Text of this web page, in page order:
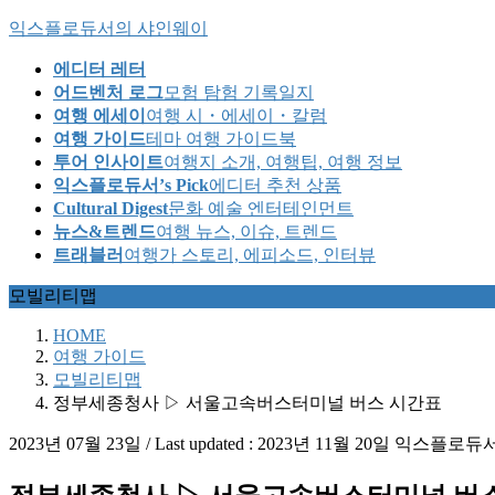
Skip
content
Skip
Navigation
익스플로듀서의 샤인웨이
에디터 레터
어드벤처 로그모험 탐험 기록일지
여행 에세이 여행 시・에세이・칼럼
여행 가이드테마 여행 가이드북
투어 인사이트여행지 소개, 여행팁, 여행 정보
익스플로듀서’s Pick에디터 추천 상품
Cultural Digest문화 예술 엔터테인먼트
뉴스&트렌드여행 뉴스, 이슈, 트렌드
트래블러 여행가 스토리, 에피소드, 인터뷰
모빌리티맵
HOME
여행 가이드
모빌리티맵
정부세종청사 ▷ 서울고속버스터미널 버스 시간표
2023년 07월 23일 / Last updated : 2023년 11월 20일 익스플로듀